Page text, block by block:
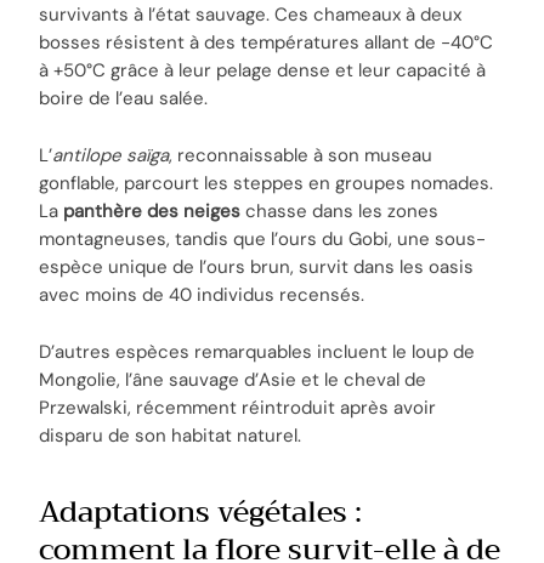
survivants à l’état sauvage. Ces chameaux à deux
bosses résistent à des températures allant de -40°C
à +50°C grâce à leur pelage dense et leur capacité à
boire de l’eau salée.
L’antilope saïga, reconnaissable à son museau
gonflable, parcourt les steppes en groupes nomades.
La panthère des neiges chasse dans les zones
montagneuses, tandis que l’ours du Gobi, une sous-
espèce unique de l’ours brun, survit dans les oasis
avec moins de 40 individus recensés.
D’autres espèces remarquables incluent le loup de
Mongolie, l’âne sauvage d’Asie et le cheval de
Przewalski, récemment réintroduit après avoir
disparu de son habitat naturel.
Adaptations végétales :
comment la flore survit-elle à de